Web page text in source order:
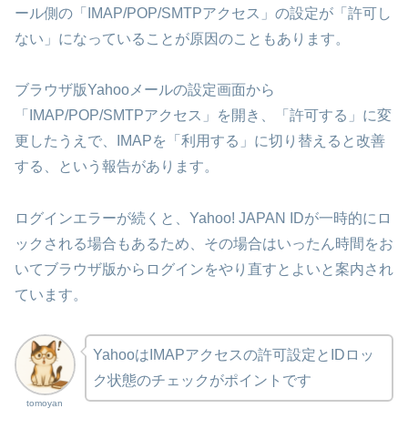
ール側の「IMAP/POP/SMTPアクセス」の設定が「許可し
ない」になっていることが原因のこともあります。
ブラウザ版Yahooメールの設定画面から
「IMAP/POP/SMTPアクセス」を開き、「許可する」に変
更したうえで、IMAPを「利用する」に切り替えると改善
する、という報告があります。
ログインエラーが続くと、Yahoo! JAPAN IDが一時的にロ
ックされる場合もあるため、その場合はいったん時間をお
いてブラウザ版からログインをやり直すとよいと案内され
ています。
tomoyan
YahooはIMAPアクセスの許可設定とIDロッ
ク状態のチェックがポイントです